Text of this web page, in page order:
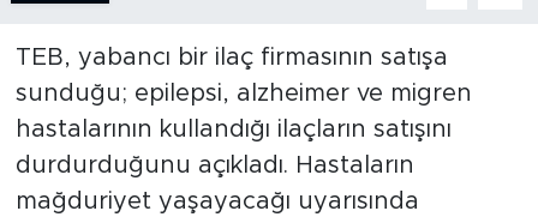
TEB, yabancı bir ilaç firmasının satışa
sunduğu; epilepsi, alzheimer ve migren
hastalarının kullandığı ilaçların satışını
durdurduğunu açıkladı. Hastaların
mağduriyet yaşayacağı uyarısında
POLİTİKA
SPOR